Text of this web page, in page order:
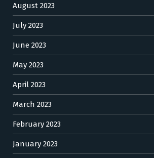
August 2023
July 2023
June 2023
May 2023
April 2023
March 2023
February 2023
January 2023